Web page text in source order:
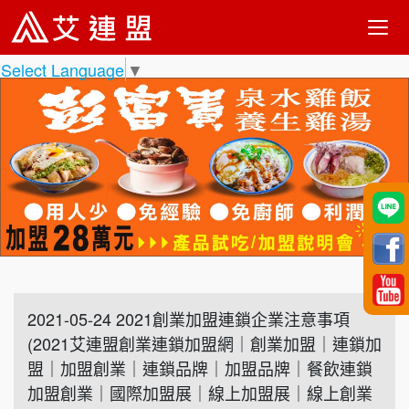
Select Language ▼
2021-05-24 2021創業加盟連鎖企業注意事項
(2021艾連盟創業連鎖加盟網｜創業加盟｜連鎖加
盟｜加盟創業｜連鎖品牌｜加盟品牌｜餐飲連鎖
加盟創業｜國際加盟展｜線上加盟展｜線上創業